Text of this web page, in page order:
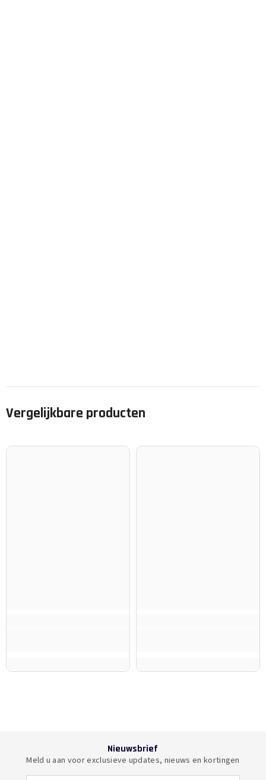
Vergelijkbare producten
Nieuwsbrief
Meld u aan voor exclusieve updates, nieuws en kortingen